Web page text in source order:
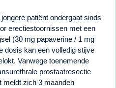
patiënt ondergaat sinds
erectiestoornissen met een
(30 mg papaverine / 1 mg
dosis kan een volledig stijve
Vanwege toenemende
prostaatresectie
meldt zich 3 maanden